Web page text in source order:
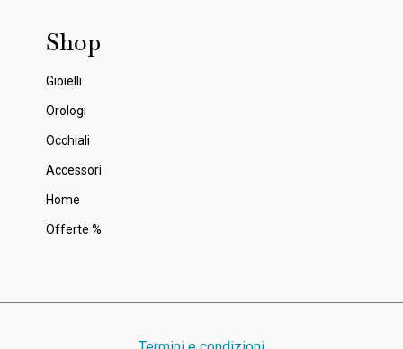
Shop
Gioielli
Orologi
Occhiali
Accessori
Home
Offerte %